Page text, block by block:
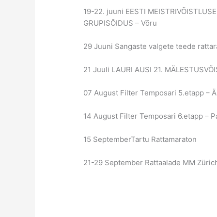
19-22. juuni EESTI
GRUPISÕIDUS – Võru
29 Juuni Sangaste valgete teede
21 Juuli LAURI AUSI 21.
07 August Filter Temposari 5.etapp –
14 August Filter Temposari 6.etapp –
15 SeptemberTartu Rattamaraton
21-29 September Rattaalade MM